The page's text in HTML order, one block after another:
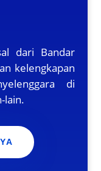
dari Bandar
kelengkapan
di
lain.